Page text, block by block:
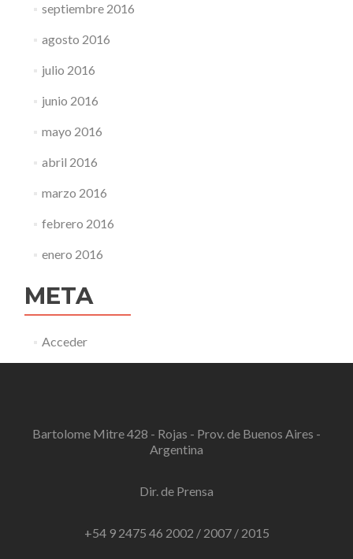
septiembre 2016
agosto 2016
julio 2016
junio 2016
mayo 2016
abril 2016
marzo 2016
febrero 2016
enero 2016
META
Acceder
Bartolome Mitre 428 - Rojas - Prov. de Buenos Aires -
Argentina
Dir. de Prensa
+54 9 2475 46 2002 / 2007 / 2015